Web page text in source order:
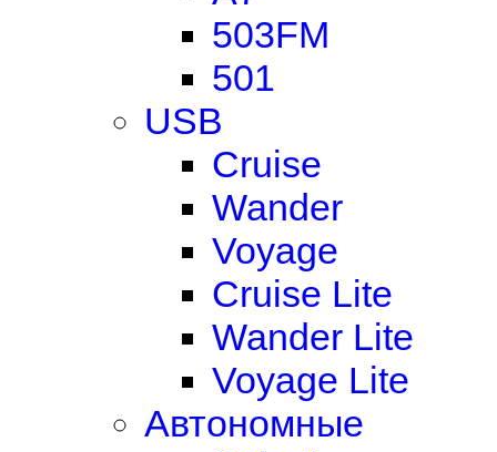
503FM
501
USB
Cruise
Wander
Voyage
Cruise Lite
Wander Lite
Voyage Lite
Автономные